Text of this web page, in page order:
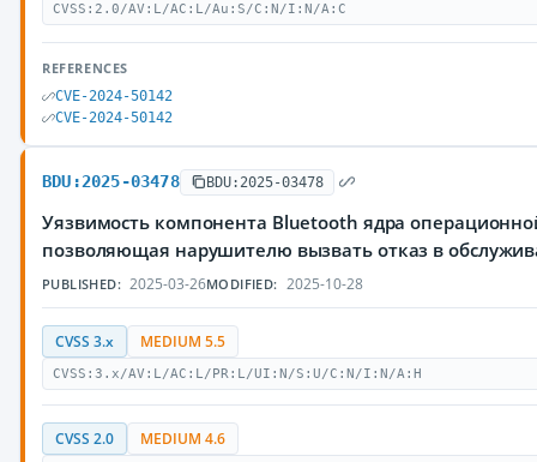
CVSS:2.0/AV:L/AC:L/Au:S/C:N/I:N/A:C
REFERENCES
CVE-2024-50142
CVE-2024-50142
BDU:2025-03478 BDU:2025-03478
Уязвимость компонента Bluetooth ядра
позволяющая нарушителю вызвать отказ в
PUBLISHED: 2025-03-26MODIFIED: 2025-10-28
CVSS 3.x MEDIUM 5.5
CVSS:3.x/AV:L/AC:L/PR:L/UI:N/S:U/C:N/I:N/A:H
CVSS 2.0 MEDIUM 4.6